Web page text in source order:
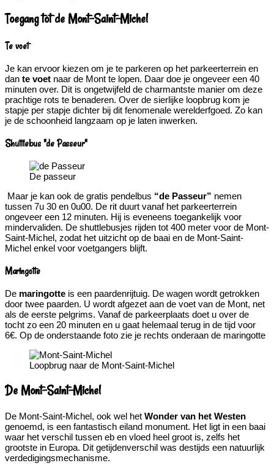
Toegang tot de Mont-Saint-Michel
Te voet
Je kan ervoor kiezen om je te parkeren op het parkeerterrein en
dan te voet naar de Mont te lopen. Daar doe je ongeveer een 40
minuten over. Dit is ongetwijfeld de charmantste manier om deze
prachtige rots te benaderen. Over de sierlijke loopbrug kom je
stapje per stapje dichter bij dit fenomenale werelderfgoed. Zo kan
je de schoonheid langzaam op je laten inwerken.
Shuttlebus "de Passeur"
De passeur
Maar je kan ook de gratis pendelbus “de Passeur” nemen
tussen 7u 30 en 0u00. De rit duurt vanaf het parkeerterrein
ongeveer een 12 minuten. Hij is eveneens toegankelijk voor
mindervaliden. De shuttlebusjes rijden tot 400 meter voor de Mont-
Saint-Michel, zodat het uitzicht op de baai en de Mont-Saint-
Michel enkel voor voetgangers blijft.
Maringotte
De maringotte is een paardenrijtuig. De wagen wordt getrokken
door twee paarden. U wordt afgezet aan de voet van de Mont, net
als de eerste pelgrims. Vanaf de parkeerplaats doet u over de
tocht zo een 20 minuten en u gaat helemaal terug in de tijd voor
6€. Op de onderstaande foto zie je rechts onderaan de maringotte
Loopbrug naar de Mont-Saint-Michel
De Mont-Saint-Michel
De Mont-Saint-Michel, ook wel het Wonder van het Westen
genoemd, is een fantastisch eiland monument. Het ligt in een baai
waar het verschil tussen eb en vloed heel groot is, zelfs het
grootste in Europa. Dit getijdenverschil was destijds een natuurlijk
verdedigingsmechanisme.